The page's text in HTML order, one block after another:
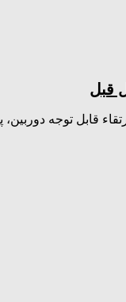
قابل توجه دوربین،